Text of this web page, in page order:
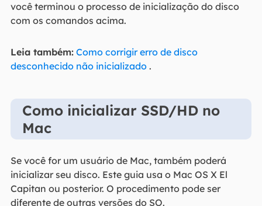
você terminou o processo de inicialização do disco
com os comandos acima.
Leia também: Como corrigir erro de disco
desconhecido não inicializado.
Como inicializar SSD/HD no
Mac
Se você for um usuário de Mac, também poderá
inicializar seu disco. Este guia usa o Mac OS X El
Capitan ou posterior. O procedimento pode ser
diferente de outras versões do SO.